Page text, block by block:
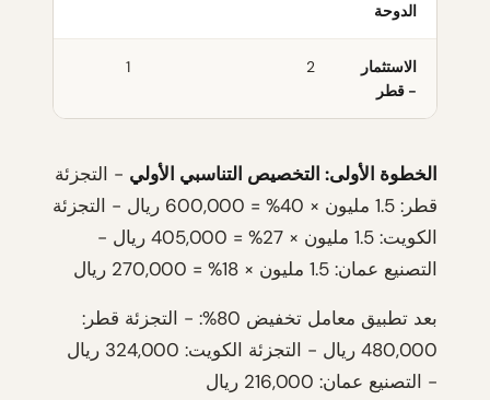
الدوحة
الاستثمار
- قطر
2
1
الخطوة الأولى: التخصيص التناسبي الأولي - التجزئة
قطر: 1.5 مليون × 40% = 600,000 ريال - التجزئة
الكويت: 1.5 مليون × 27% = 405,000 ريال -
التصنيع عمان: 1.5 مليون × 18% = 270,000 ريال
بعد تطبيق معامل تخفيض 80%: - التجزئة قطر:
480,000 ريال - التجزئة الكويت: 324,000 ريال
- التصنيع عمان: 216,000 ريال